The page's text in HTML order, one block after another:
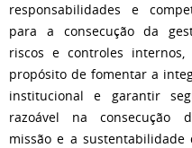
responsabilidades e
para a consecução da
riscos e controles internos,
propósito de fomentar a
institucional e garantir
razoável na consecução
missão e a sustentabilidade